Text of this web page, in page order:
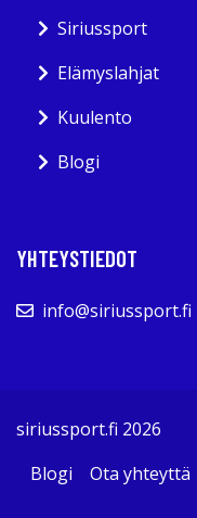
Siriussport
Elämyslahjat
Kuulento
Blogi
YHTEYSTIEDOT
info@siriussport.fi
siriussport.fi 2026
Blogi
Ota yhteyttä